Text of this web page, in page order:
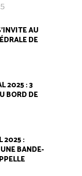
AU
DE
2025 : 3
BORD DE
2025 :
BANDE-